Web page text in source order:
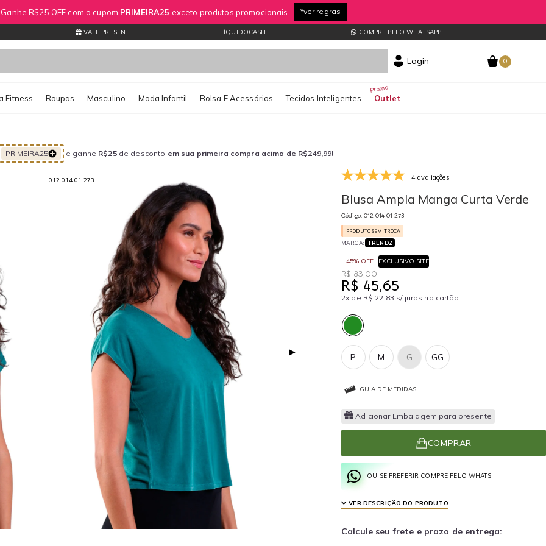
Presentes de última hora? O Vale-Presente salva seu dia! Confira!
VALE PRESENTE LÍQUIDOCASH COMPRE PELO WHATSAPP
Login 0
Bolsa E Acessórios
Masculino Moda Infantil
Roupas
Fitness Outlet
Tecidos Inteligentes
PRIMEIRA25 e ganhe R$25de desconto em sua primeira compra acima de R$249,99!
012 014 01 273
▶
4 avaliações
Blusa Ampla Manga Curta Verde
Código: 012 014 01 273
PRODUTO SEM TROCA
MARCA: TRENDZ
45% OFF EXCLUSIVO SITE
R$ 83,00
R$ 45,65
2x de R$ 22,83 s/ juros no cartão
P G
M GG
GUIA DE MEDIDAS
Adicionar Embalagem para presente
COMPRAR
OU SE PREFERIR COMPRE PELO WHATS
VER DESCRIÇÃO DO PRODUTO
Calcule seu frete e prazo de entrega: